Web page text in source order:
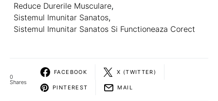
Reduce Durerile Musculare,
Sistemul Imunitar Sanatos,
Sistemul Imunitar Sanatos Si Functioneaza Corect
0
Shares
FACEBOOK X (TWITTER)
PINTEREST MAIL